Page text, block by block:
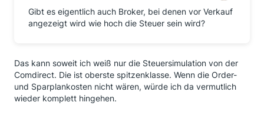
Gibt es eigentlich auch Broker, bei denen vor Verkauf
angezeigt wird wie hoch die Steuer sein wird?
Das kann soweit ich weiß nur die Steuersimulation von der
Comdirect. Die ist oberste spitzenklasse. Wenn die Order-
und Sparplankosten nicht wären, würde ich da vermutlich
wieder komplett hingehen.